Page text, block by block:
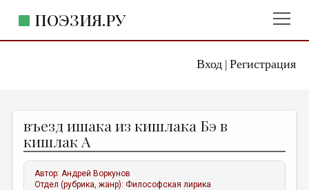
Вход| Регистрация
ПОЭЗИЯ.РУ
ЖАНРЫ
АВТОРЫ
КОММЕНТАРИИ
въезд ишака из кишлака Бэ в
кишлак А
Автор:Андрей Воркунов
Отдел (рубрика, жанр):Философская лирика